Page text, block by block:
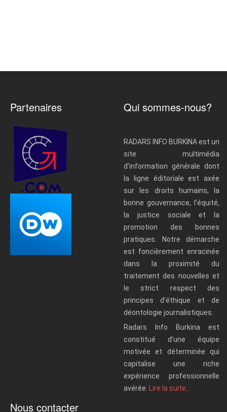
Partenaires Qui sommes-nous?
RADARS INFO BURKINA est un
site multimédia
d’information générale dont
la ligne éditoriale est axée
sur les droits humains, la
bonne gouvernance, l’équité,
la justice sociale et la
promotion des bonnes
pratiques. Notre démarche
est foncièrement enracinée
dans la proximité du
traitement des nouvelles et
le strict respect des
principes d’éthique et de
déontologie journalistiques.
Radars Info Burkina est
constitué d’une équipe
motivée et déterminée qui
capitalise une riche
expérience professionnelle
avérée.
Lire la suite..
Nous contacter